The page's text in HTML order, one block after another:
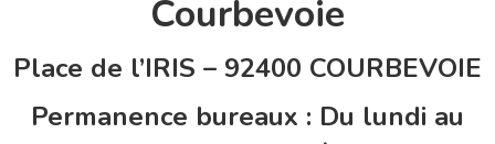
Courbevoie
Place de l’IRIS – 92400 COURBEVOIE
Permanence bureaux : Du lundi au